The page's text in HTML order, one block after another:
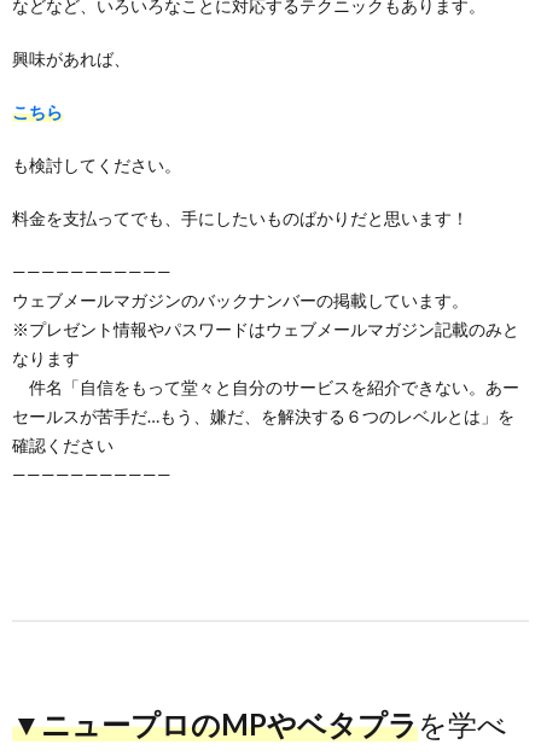
などなど、いろいろなことに対応するテクニックもあります。
興味があれば、
こちら
も検討してください。
料金を支払ってでも、手にしたいものばかりだと思います！
———————————
ウェブメールマガジンのバックナンバーの掲載しています。
※プレゼント情報やパスワードはウェブメールマガジン記載のみと
なります
件名「自信をもって堂々と自分のサービスを紹介できない。あー
セールスが苦手だ…もう、嫌だ、を解決する６つのレベルとは」を
確認ください
———————————
▼ニュープロのMPやベタプラを学べ